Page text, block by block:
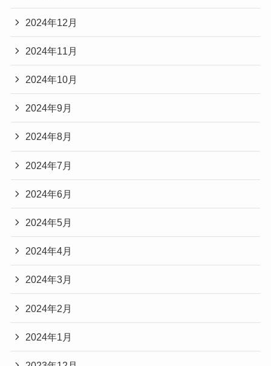
2024年12月
2024年11月
2024年10月
2024年9月
2024年8月
2024年7月
2024年6月
2024年5月
2024年4月
2024年3月
2024年2月
2024年1月